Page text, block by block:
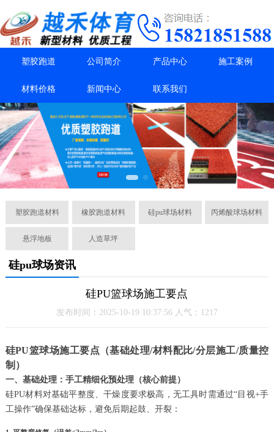
塑胶跑道 公司简介 产品中心 施工案例
材料价格 新闻中心 联系我们
塑胶跑道材料 橡胶跑道材料 硅pu球场材料 丙烯酸球场材料
悬浮地板 人造草坪
硅pu球场资讯
硅PU篮球场施工要点
发布时间：2025-10-19 10:37:56 人气：1217
硅PU篮球场施工要点（基础处理/材料配比/分层施工/质量控
制）
一、基础处理：手工精细化预处理（核心前提）
硅PU材料对基础平整度、干燥度要求极高，无工具时需通过“目视+手
工操作”确保基础达标，避免后期起鼓、开裂：